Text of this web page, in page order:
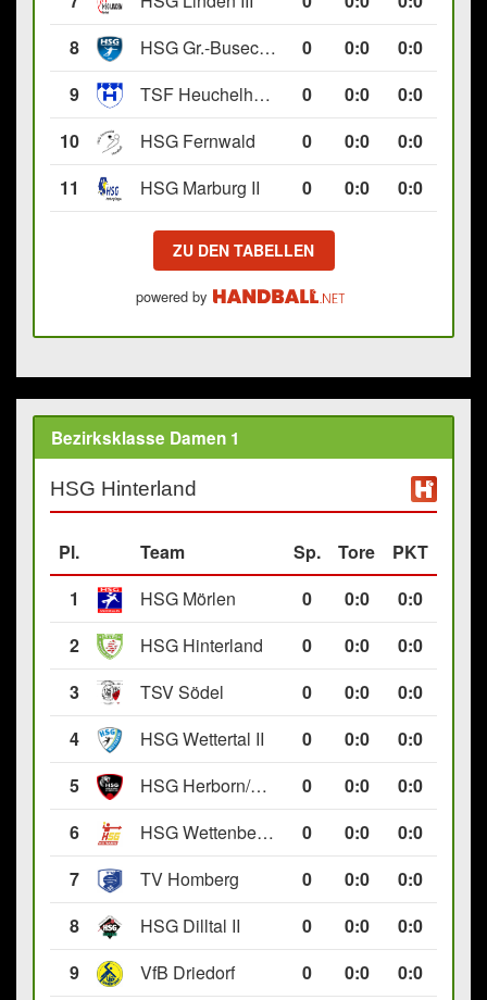
8
HSG Gr.-Buseck/Beuern II 0 0:0
0:0
9
TSF Heuchelheim II 0 0:0
0:0
10
HSG Fernwald 0 0:0
0:0
11
HSG Marburg II 0 0:0 0:0
ZU DEN TABELLEN
powered by
Bezirksklasse Damen 1
HSG Hinterland
Pl. Team Sp. Tore
PKT
1
HSG Mörlen 0 0:0
0:0
2
HSG Hinterland 0 0:0
0:0
3
TSV Södel 0 0:0
0:0
4
HSG Wettertal II 0 0:0
0:0
5
HSG Herborn/Seelbach 0 0:0
0:0
6
HSG Wettenberg III 0 0:0
0:0
7
TV Homberg 0 0:0
0:0
8
HSG Dilltal II 0 0:0
0:0
9
VfB Driedorf 0 0:0
0:0